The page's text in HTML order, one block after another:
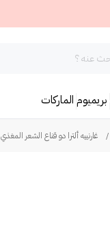
بريميوم الماركات
/ غارنييه ألترا دو قناع الشعر المغذي 3 في 1 بالصبار لترطيب الشعر - 390 مل